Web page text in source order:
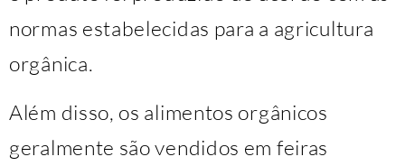
normas estabelecidas para a agricultura
orgânica.
Além disso, os alimentos orgânicos
geralmente são vendidos em feiras